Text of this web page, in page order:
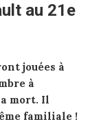
au 21e
jouées à
à
mort. Il
familiale !